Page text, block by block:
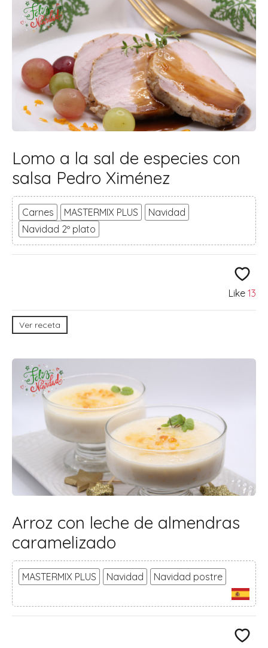
Lomo a la sal de especies con
salsa Pedro Ximénez
Carnes MASTERMIX PLUS
Navidad
Navidad 2º plato
Like 13
Ver receta
Arroz con leche de almendras
caramelizado
MASTERMIX PLUS Navidad Navidad postre